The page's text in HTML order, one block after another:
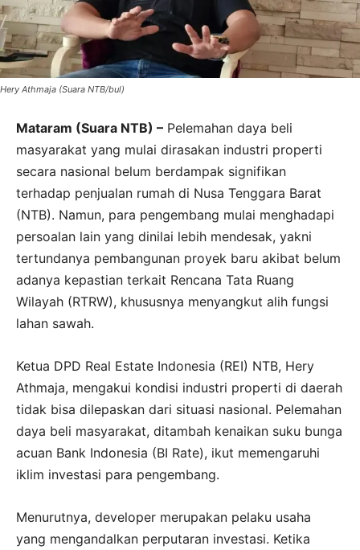
Hery Athmaja (Suara NTB/bul)
Mataram (Suara NTB) – Pelemahan daya beli
masyarakat yang mulai dirasakan industri properti
secara nasional belum berdampak signifikan
terhadap penjualan rumah di Nusa Tenggara Barat
(NTB). Namun, para pengembang mulai menghadapi
persoalan lain yang dinilai lebih mendesak, yakni
tertundanya pembangunan proyek baru akibat belum
adanya kepastian terkait Rencana Tata Ruang
Wilayah (RTRW), khususnya menyangkut alih fungsi
lahan sawah.
Ketua DPD Real Estate Indonesia (REI) NTB, Hery
Athmaja, mengakui kondisi industri properti di daerah
tidak bisa dilepaskan dari situasi nasional. Pelemahan
daya beli masyarakat, ditambah kenaikan suku bunga
acuan Bank Indonesia (BI Rate), ikut memengaruhi
iklim investasi para pengembang.
Menurutnya, developer merupakan pelaku usaha
yang mengandalkan perputaran investasi. Ketika